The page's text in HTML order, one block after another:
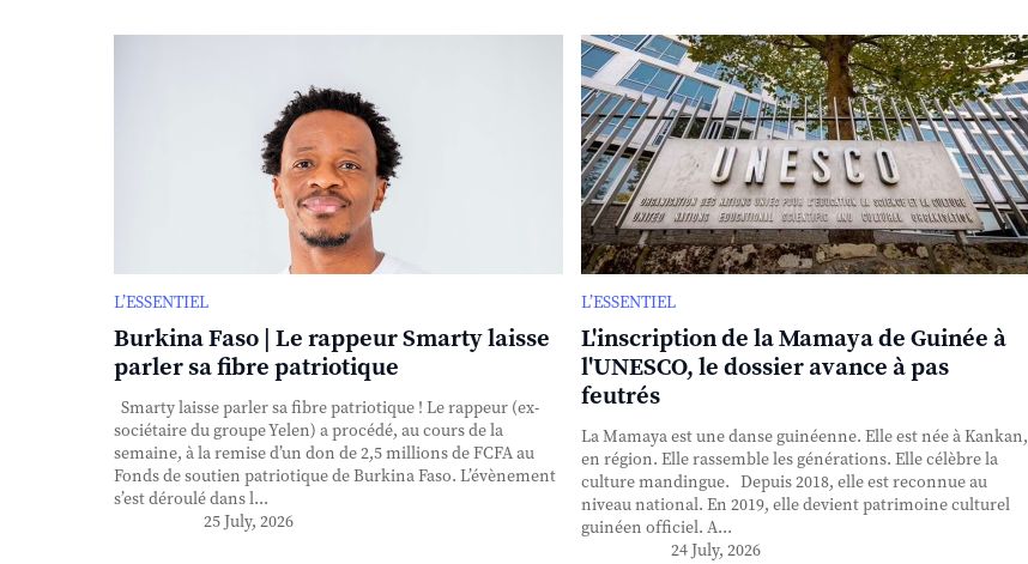
L’ESSENTIEL
Burkina Faso | Le rappeur Smarty laisse
parler sa fibre patriotique
Smarty laisse parler sa fibre patriotique ! Le rappeur (ex-
sociétaire du groupe Yelen) a procédé, au cours de la
semaine, à la remise d’un don de 2,5 millions de FCFA au
Fonds de soutien patriotique de Burkina Faso. L’évènement
s’est déroulé dans l...
25 July, 2026
L’ESSENTIEL
L'inscription de la Mamaya de Guinée à
l'UNESCO, le dossier avance à pas
feutrés
La Mamaya est une danse guinéenne. Elle est née à Kankan,
en région. Elle rassemble les générations. Elle célèbre la
culture mandingue. Depuis 2018, elle est reconnue au
niveau national. En 2019, elle devient patrimoine culturel
guinéen officiel. A...
24 July, 2026